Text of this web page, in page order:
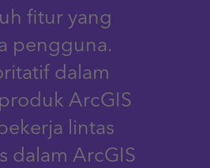
fitur yang
pengguna.
dalam
ArcGIS
lintas
dalam ArcGIS